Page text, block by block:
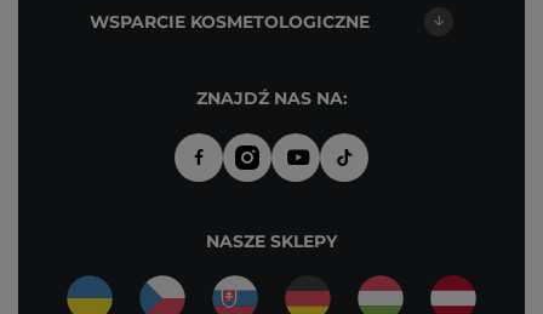
WSPARCIE KOSMETOLOGICZNE
ZNAJDŹ NAS NA:
NASZE SKLEPY